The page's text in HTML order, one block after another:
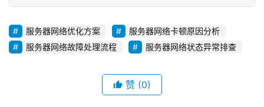
服务器网络优化方案
服务器网络卡顿原因分析
服务器网络故障处理流程
服务器网络状态异常排查
赞 (0)